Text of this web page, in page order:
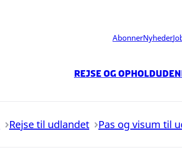
AbonnerNyheder
Rejse og ophold
Rejse til udlandet Pas og visum til